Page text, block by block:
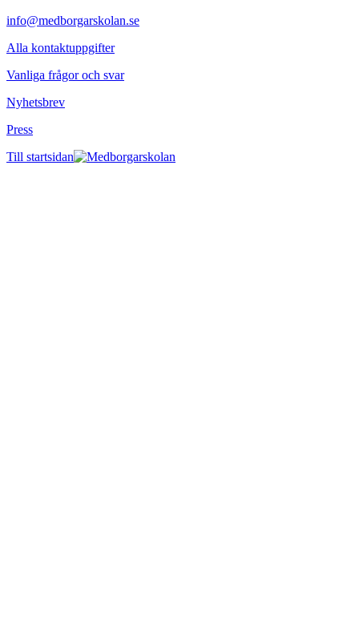
info@medborgarskolan.se
Alla kontaktuppgifter
Vanliga frågor och svar
Nyhetsbrev
Press
Till startsidan